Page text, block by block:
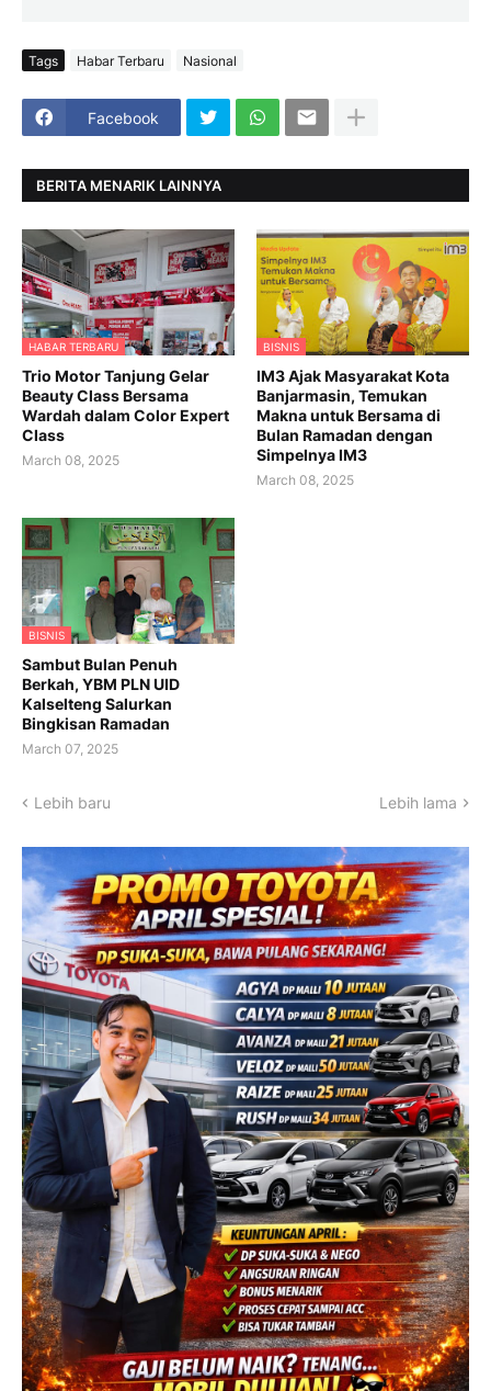
Tags Habar Terbaru Nasional
Facebook
BERITA MENARIK LAINNYA
HABAR TERBARU
Trio Motor Tanjung Gelar
Beauty Class Bersama
Wardah dalam Color Expert
Class
March 08, 2025
BISNIS
IM3 Ajak Masyarakat Kota
Banjarmasin, Temukan
Makna untuk Bersama di
Bulan Ramadan dengan
Simpelnya IM3
March 08, 2025
BISNIS
Sambut Bulan Penuh
Berkah, YBM PLN UID
Kalselteng Salurkan
Bingkisan Ramadan
March 07, 2025
Lebih baru Lebih lama